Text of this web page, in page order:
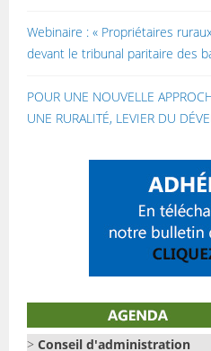
Webinaire : « Propriétaires
devant le tribunal paritaire des
POUR UNE NOUVELLE
UNE RURALITÉ, LEVIER DU
>Conseil d'administration